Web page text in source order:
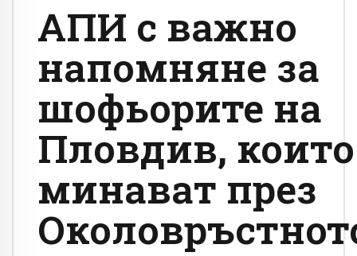
АПИ с важно
напомняне за
шофьорите на
Пловдив, които
минават през